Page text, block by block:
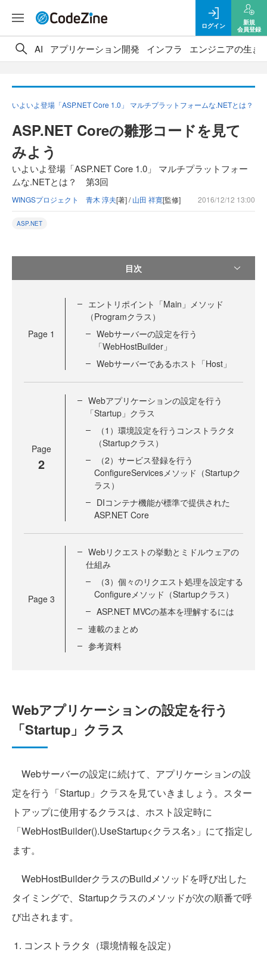
ログイン
新規
会員登録
AI アプリケーション開発 インフラ エンジニアの生き
いよいよ登場「ASP.NET Core 1.0」 マルチプラットフォームな.NETとは？
ASP.NET Coreの雛形コードを見て
みよう
いよいよ登場「ASP.NET Core 1.0」 マルチプラットフォー
ムな.NETとは？ 第3回
WINGSプロジェクト 青木 淳夫[著] /山田 祥寛[監修] 2016/12/12 13:00
ASP.NET
目次
Page 1
エントリポイント「Main」メソッド
（Programクラス）
Webサーバーの設定を行う
「WebHostBuilder」
Webサーバーであるホスト「Host」
Page
2
Webアプリケーションの設定を行う
「Startup」クラス
（1）環境設定を行うコンストラクタ
（Startupクラス）
（2）サービス登録を行う
ConfigureServicesメソッド（Startupク
ラス）
DIコンテナ機能が標準で提供された
ASP.NET Core
Page 3
Webリクエストの挙動とミドルウェアの
仕組み
（3）個々のリクエスト処理を設定する
Configureメソッド（Startupクラス）
ASP.NET MVCの基本を理解するには
連載のまとめ
参考資料
Webアプリケーションの設定を行う
「Startup」クラス
Webサーバーの設定に続けて、アプリケーションの設
定を行う「Startup」クラスを見ていきましょう。スター
トアップに使用するクラスは、ホスト設定時に
「WebHostBuilder().UseStartup<クラス名> 」にて指定し
ます。
WebHostBuilderクラスのBuildメソッドを呼び出した
タイミングで、Startupクラスのメソッドが次の順番で呼
び出されます。
コンストラクタ（環境情報を設定）